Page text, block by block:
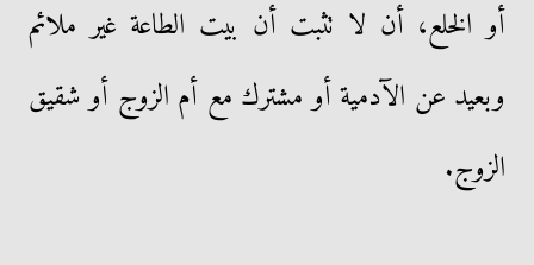
أو الخلع، أن لا تثبت أن بيت الطاعة غير ملائم
وبعيد عن الآدمية أو مشترك مع أم الزوج أو شقيق
الزوج.